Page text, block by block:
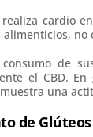
cardio
de
el CBD.
una
de Glúteos